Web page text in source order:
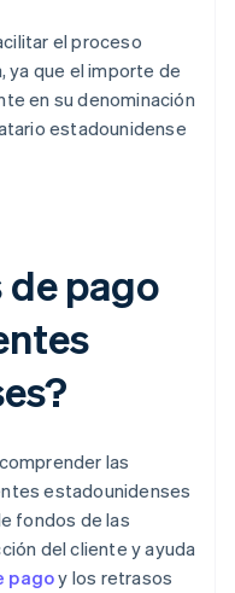
el proceso
ya que el importe de
en su denominación
estadounidense
pago
las
estadounidenses
fondos de las
del cliente y ayuda
pagoy los retrasos